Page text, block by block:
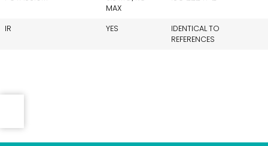
MAX
IR YES
IDENTICAL TO
REFERENCES